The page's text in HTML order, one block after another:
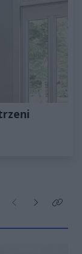
Poprzednie
NastępneKliknij